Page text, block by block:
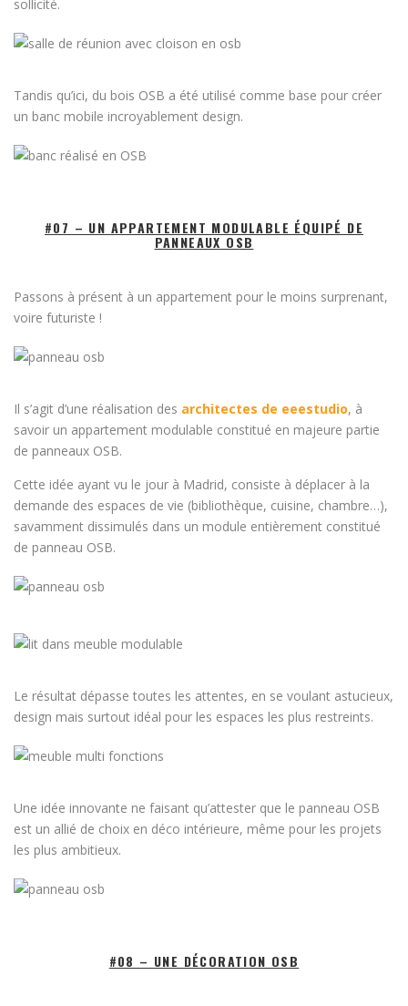
sollicité.
Tandis qu’ici, du bois OSB a été utilisé comme base pour créer
un banc mobile incroyablement design.
#07 – UN APPARTEMENT MODULABLE ÉQUIPÉ DE
PANNEAUX OSB
Passons à présent à un appartement pour le moins surprenant,
voire futuriste !
Il s’agit d’une réalisation des architectes de eeestudio, à
savoir un appartement modulable constitué en majeure partie
de panneaux OSB.
Cette idée ayant vu le jour à Madrid, consiste à déplacer à la
demande des espaces de vie (bibliothèque, cuisine, chambre…),
savamment dissimulés dans un module entièrement constitué
de panneau OSB.
Le résultat dépasse toutes les attentes, en se voulant astucieux,
design mais surtout idéal pour les espaces les plus restreints.
Une idée innovante ne faisant qu’attester que le panneau OSB
est un allié de choix en déco intérieure, même pour les projets
les plus ambitieux.
#08 – UNE DÉCORATION OSB